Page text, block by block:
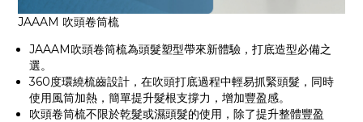
JAAAM 吹頭卷筒梳
JAAAM吹頭卷筒梳為頭髮塑型帶來新體驗，打底造型必備之
選。
360度環繞梳齒設計，在吹頭打底過程中輕易抓緊頭髮，同時
使用風筒加熱，簡單提升髮根支撐力，增加豐盈感。
吹頭卷筒梳不限於乾髮或濕頭髮的使用，除了提升整體豐盈